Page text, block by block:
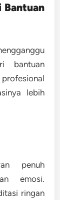
Bantuan
bantuan
lebih
penuh
emosi.
ringan